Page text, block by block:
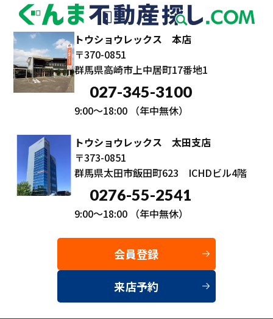
トウショウレックス 本店
〒370-0851
群馬県高崎市上中居町17番地1
027-345-3100
9:00～18:00 （年中無休）
トウショウレックス 太田支店
〒373-0851
群馬県太田市飯田町623 ICHDビル4階
0276-55-2541
9:00～18:00 （年中無休）
会員登録
来店予約